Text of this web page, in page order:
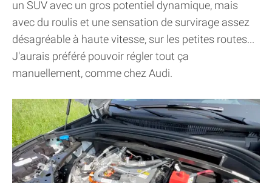
un SUV avec un gros potentiel dynamique, mais
avec du roulis et une sensation de survirage assez
désagréable à haute vitesse, sur les petites routes...
J'aurais préféré pouvoir régler tout ça
manuellement, comme chez Audi.